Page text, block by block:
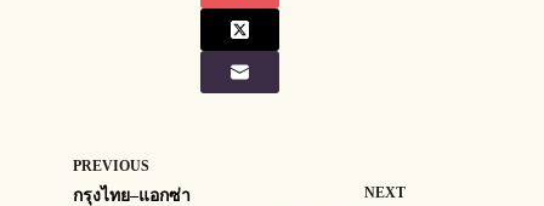
PREVIOUS
กรุงไทย–แอกซ่า
NEXT